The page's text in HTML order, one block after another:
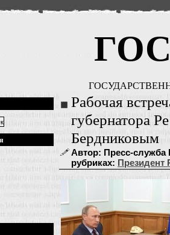
Рабочая
губернатора
Бердниковым
Автор: Пресс-служба
рубриках: Президент